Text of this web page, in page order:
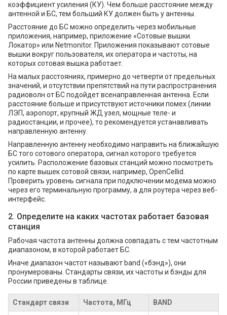
коэффициент усиления (КУ). Чем больше расстояние между
антенной и БС, тем больший КУ должен быть у антенны.
Расстояние до БС можно определить через мобильные
приложения, например, приложение «Сотовые вышки.
Локатор» или Netmonitor. Приложения показывают сотовые
вышки вокруг пользователя, их оператора и частоты, на
которых сотовая вышка работает.
На малых расстояниях, примерно до четверти от предельных
значений, и отсутствии препятствий на пути распространения
радиоволн от БС подойдет всенаправленная антенна. Если
расстояние больше и присутствуют источники помех (линии
ЛЭП, аэропорт, крупный ЖД узел, мощные теле- и
радиостанции, и прочее), то рекомендуется устанавливать
направленную антенну.
Направленную антенну необходимо направить на ближайшую
БС того сотового оператора, сигнал которого требуется
усилить. Расположение базовых станций можно посмотреть
по карте вышек сотовой связи, например, OpenCellid.
Проверить уровень сигнала при подключении модема можно
через его терминальную программу, а для роутера через веб-
интерфейс.
2. Определите на каких частотах работает базовая
станция
Рабочая частота антенны должна совпадать с тем частотным
диапазоном, в которой работает БС.
Иначе диапазон частот называют band («бэнд»), они
пронумерованы. Стандарты связи, их частоты и бэнды для
России приведены в таблице.
Стандарт связи Частота, МГц BAND